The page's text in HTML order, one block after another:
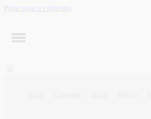
Pular para o conteúdo